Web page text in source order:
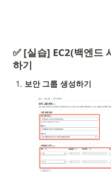
✅ [실습] EC2(백엔드
하기
보안 그룹 생성하기